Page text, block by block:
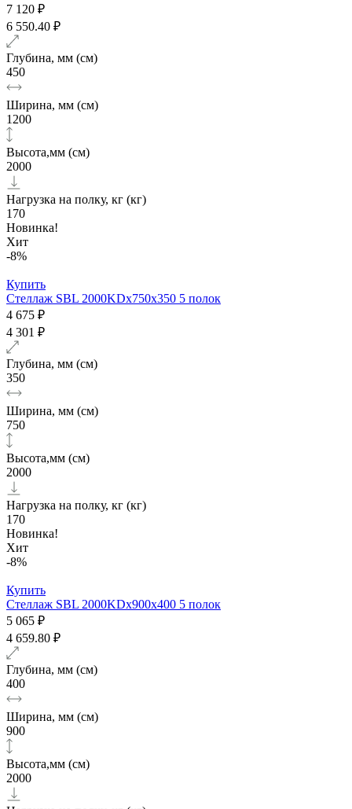
7 120 ₽
6 550.40 ₽
Глубина, мм (см)
450
Ширина, мм (см)
1200
Высота,мм (см)
2000
Нагрузка на полку, кг (кг)
170
Новинка!
Хит
-8%
Купить
Стеллаж SBL 2000KDх750x350 5 полок
4 675 ₽
4 301 ₽
Глубина, мм (см)
350
Ширина, мм (см)
750
Высота,мм (см)
2000
Нагрузка на полку, кг (кг)
170
Новинка!
Хит
-8%
Купить
Стеллаж SBL 2000KDх900x400 5 полок
5 065 ₽
4 659.80 ₽
Глубина, мм (см)
400
Ширина, мм (см)
900
Высота,мм (см)
2000